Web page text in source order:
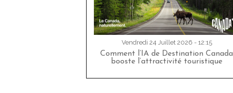
Vendredi 24 Juillet 2026 - 12:15
Comment l’IA de Destination Canada
booste l’attractivité touristique